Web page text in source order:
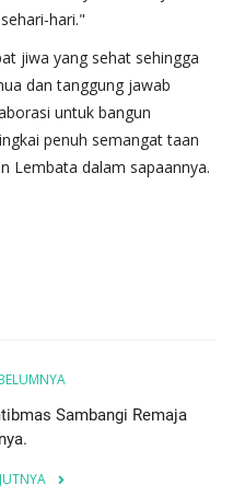
hari."
jiwa yang sehat sehingga
dan tanggung jawab
untuk bangun
penuh semangat taan
Lembata dalam sapaannya.
Sambangi Remaja